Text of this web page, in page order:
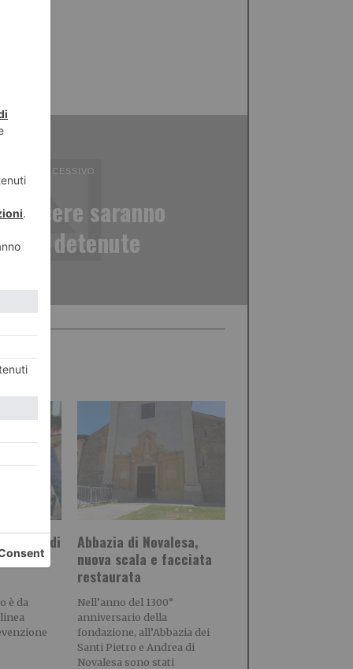
SUCCESSIVO
saranno
detenute
Polizia di
le
è da
Abbazia di Novalesa,
nuova scala e facciata
restaurata
Nell’anno del 1300°
anniversario della
fondazione, all’Abbazia dei
Santi Pietro e Andrea di
Novalesa sono stati